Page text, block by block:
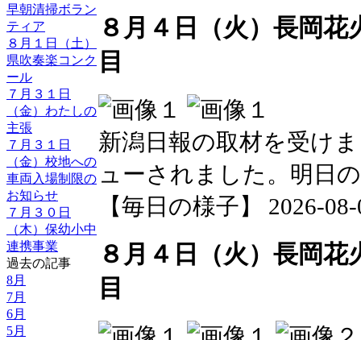
早朝清掃ボラン
ティア
８月１日（土）
県吹奏楽コンク
ール
７月３１日
（金）わたしの
主張
７月３１日
（金）校地への
車両入場制限の
お知らせ
７月３０日
（木）保幼小中
連携事業
過去の記事
8月
7月
6月
5月
８月４日（火）長岡
目
新潟日報の取材を受け
ューされました。明日
【毎日の様子】 2026-
８月４日（火）長岡
目